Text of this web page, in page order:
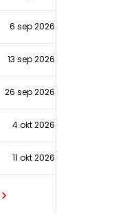
6 sep 2026
13 sep 2026
26 sep 2026
4 okt 2026
11 okt 2026